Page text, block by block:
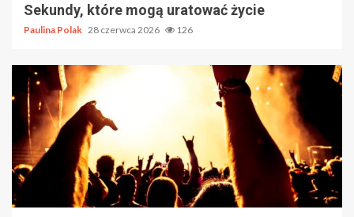
Sekundy, które mogą uratować życie
Paulina Polak 28 czerwca 2026 126